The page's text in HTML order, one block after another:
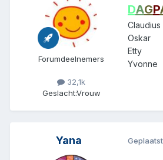
Forumdeelnemers
32,1k
Geslacht:Vrouw
DAGP
Claudius
Oskar
Etty
Yvonne
Yana Geplaatst